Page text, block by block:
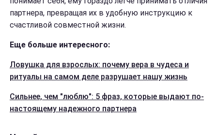
партнера, превращая их в удобную инструкцию к
счастливой совместной жизни.
Еще больше интересного:
Ловушка для взрослых: почему вера в чудеса и
ритуалы на самом деле разрушает нашу жизнь
Сильнее, чем "люблю": 5 фраз, которые выдают по-
настоящему надежного партнера